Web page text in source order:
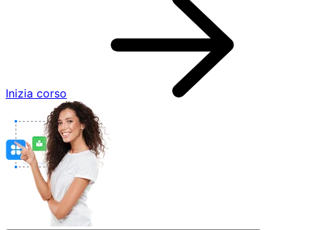
Inizia corso